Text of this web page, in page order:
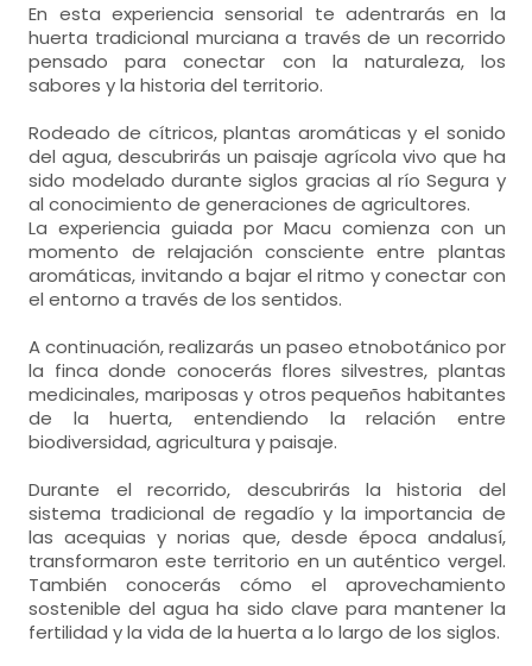
En esta experiencia sensorial te adentrarás en la
huerta tradicional murciana a través de un recorrido
pensado para conectar con la naturaleza, los
sabores y la historia del territorio.
Rodeado de cítricos, plantas aromáticas y el sonido
del agua, descubrirás un paisaje agrícola vivo que ha
sido modelado durante siglos gracias al río Segura y
al conocimiento de generaciones de agricultores.
La experiencia guiada por Macu comienza con un
momento de relajación consciente entre plantas
aromáticas, invitando a bajar el ritmo y conectar con
el entorno a través de los sentidos.
A continuación, realizarás un paseo etnobotánico por
la finca donde conocerás flores silvestres, plantas
medicinales, mariposas y otros pequeños habitantes
de la huerta, entendiendo la relación entre
biodiversidad, agricultura y paisaje.
Durante el recorrido, descubrirás la historia del
sistema tradicional de regadío y la importancia de
las acequias y norias que, desde época andalusí,
transformaron este territorio en un auténtico vergel.
También conocerás cómo el aprovechamiento
sostenible del agua ha sido clave para mantener la
fertilidad y la vida de la huerta a lo largo de los siglos.